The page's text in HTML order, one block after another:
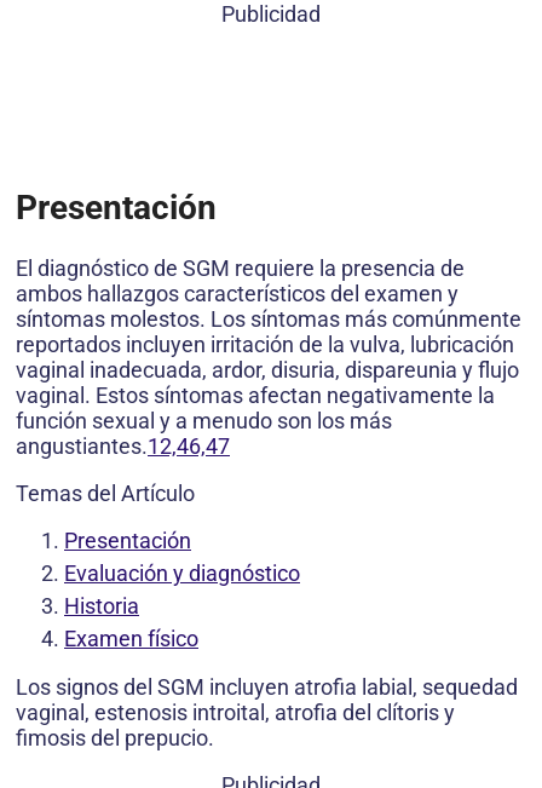
Publicidad
Presentación
El diagnóstico de SGM requiere la presencia de
ambos hallazgos característicos del examen y
síntomas molestos. Los síntomas más comúnmente
reportados incluyen irritación de la vulva, lubricación
vaginal inadecuada, ardor, disuria, dispareunia y flujo
vaginal. Estos síntomas afectan negativamente la
función sexual y a menudo son los más
angustiantes.12,46,47
Temas del Artículo
Presentación
Evaluación y diagnóstico
Historia
Examen físico
Los signos del SGM incluyen atrofia labial, sequedad
vaginal, estenosis introital, atrofia del clítoris y
fimosis del prepucio.